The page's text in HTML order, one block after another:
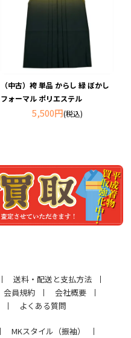
（中古）袴 単品 からし 緑 ぼかし
フォーマル ポリエステル
5,500円(税込)
送料・配送と支払方法
会員規約
会社概要
よくある質問
MKスタイル（振袖）